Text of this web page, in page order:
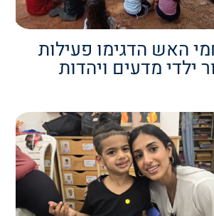
האש הדגימו פעילות
ילדי מדעים ויהדות